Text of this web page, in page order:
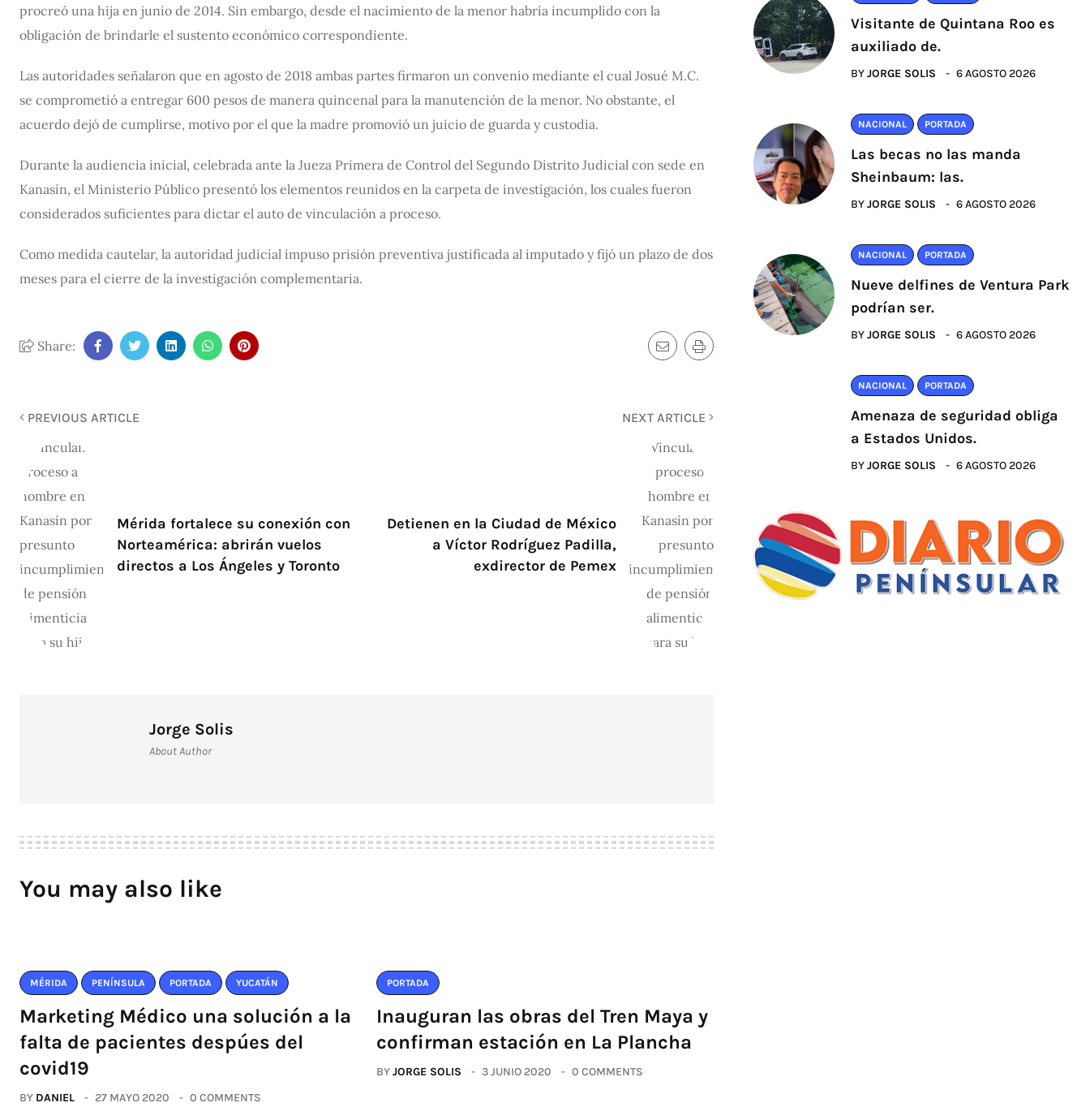
procreó una hija en junio de 2014. Sin embargo, desde el nacimiento de la menor habría incumplido con la
obligación de brindarle el sustento económico correspondiente.
Las autoridades señalaron que en agosto de 2018 ambas partes firmaron un convenio mediante el cual Josué M.C.
se comprometió a entregar 600 pesos de manera quincenal para la manutención de la menor. No obstante, el
acuerdo dejó de cumplirse, motivo por el que la madre promovió un juicio de guarda y custodia.
Durante la audiencia inicial, celebrada ante la Jueza Primera de Control del Segundo Distrito Judicial con sede en
Kanasín, el Ministerio Público presentó los elementos reunidos en la carpeta de investigación, los cuales fueron
considerados suficientes para dictar el auto de vinculación a proceso.
Como medida cautelar, la autoridad judicial impuso prisión preventiva justificada al imputado y fijó un plazo de dos
meses para el cierre de la investigación complementaria.
Share:
PREVIOUS ARTICLE
Mérida fortalece su conexión con
Norteamérica: abrirán vuelos
directos a Los Ángeles y Toronto
NEXT ARTICLE
Detienen en la Ciudad de México
a Víctor Rodríguez Padilla,
exdirector de Pemex
Jorge Solis
About Author
You may also like
MÉRIDA PENÍNSULA PORTADA YUCATÁN
Marketing Médico una solución a la
falta de pacientes despúes del
covid19
BY DANIEL 27 MAYO 2020 0 COMMENTS
PORTADA
Inauguran las obras del Tren Maya y
confirman estación en La Plancha
BYJORGE SOLIS 3 JUNIO 2020 0 COMMENTS
Visitante de Quintana Roo es
auxiliado de.
BYJORGE SOLIS 6 AGOSTO 2026
NACIONAL PORTADA
Las becas no las manda
Sheinbaum: las.
BYJORGE SOLIS 6 AGOSTO 2026
NACIONAL PORTADA
Nueve delfines de Ventura Park
podrían ser.
BYJORGE SOLIS 6 AGOSTO 2026
NACIONAL PORTADA
Amenaza de seguridad obliga
a Estados Unidos.
BYJORGE SOLIS 6 AGOSTO 2026